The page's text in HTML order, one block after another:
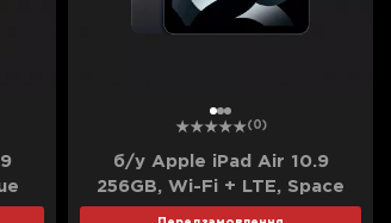
12
(0)
б/у Apple iPad Air 10.9
256GB, Wi-Fi + LTE, Space
Gray (MM713, MM7E3) (2022)